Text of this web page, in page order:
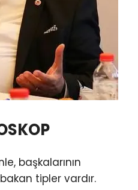
başkalarının
tipler vardır.